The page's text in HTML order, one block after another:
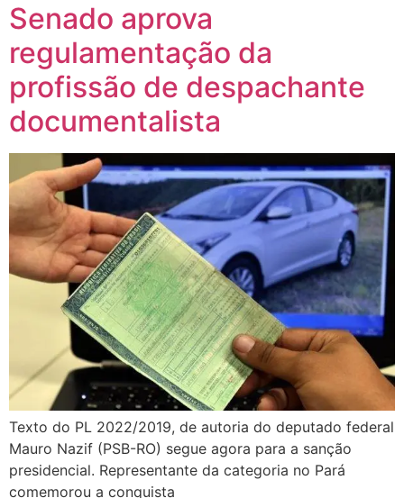
Senado aprova
regulamentação da
profissão de despachante
documentalista
Texto do PL 2022/2019, de autoria do deputado federal
Mauro Nazif (PSB-RO) segue agora para a sanção
presidencial. Representante da categoria no Pará
comemorou a conquista